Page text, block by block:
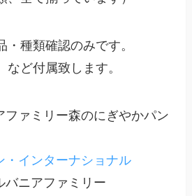
種類確認のみです。
ど付属致します。
ファミリー森のにぎやかパン
・インターナショナル
バニアファミリー